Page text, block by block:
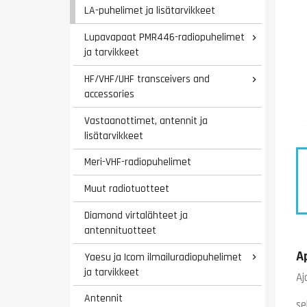
LA-puhelimet ja lisätarvikkeet
Lupavapaat PMR446-radiopuhelimet
ja tarvikkeet

HF/VHF/UHF transceivers and
accessories

Vastaanottimet, antennit ja
lisätarvikkeet
Meri-VHF-radiopuhelimet
Muut radiotuotteet
Diamond virtalähteet ja
antennituotteet
Yaesu ja Icom ilmailuradiopuhelimet
ja tarvikkeet

Antennit